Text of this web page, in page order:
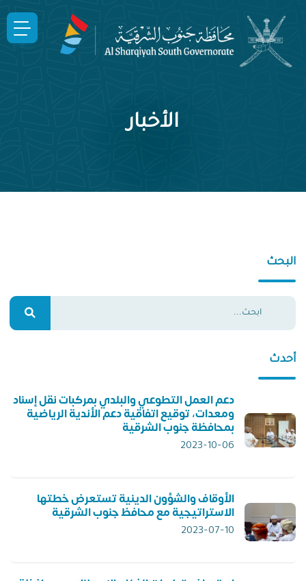
الأخبار
البحث
أحدث
دعم العمل التطوعي والبلدي بمركبات نقل إسناد
ومعدات، توقيع اتفاقية دعم الأندية الرياضية
بمحافظة جنوب الشرقية
2023-10-06
الأوقاف والشؤون الدينية تستعرض خطتها
الاستراتيجية مع محافظ جنوب الشرقية
2023-07-10